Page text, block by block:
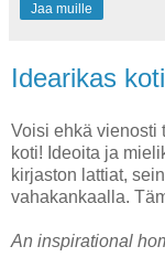
Jaa muille
Idearikas koti
Voisi ehkä vienosti
koti! Ideoita ja
kirjaston lattiat,
vahakankaalla.
An inspirational